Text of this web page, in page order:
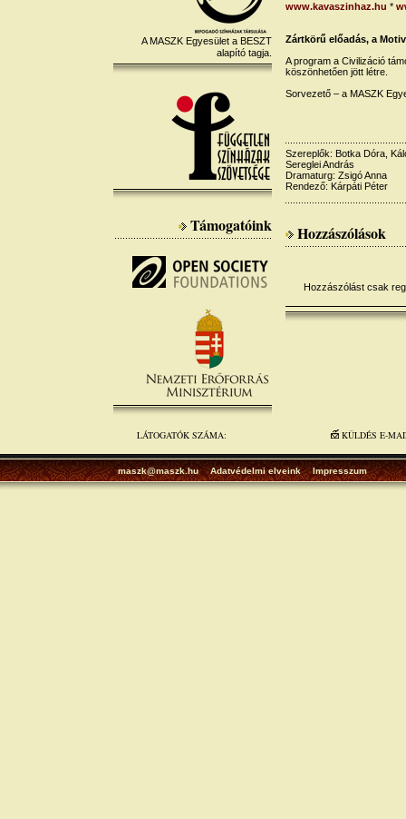
A MASZK Egyesület a BESZT
alapító tagja.
Támogatóink
www.kavaszinhaz.hu *
Zártkörű előadás, a
A program a Civilizáció
köszönhetően jött létre.
Sorvezető – a MASZK
Szereplők: Botka Dóra,
Sereglei András
Dramaturg: Zsigó Anna
Rendező: Kárpáti Péter
Hozzászólások
Hozzászólást csak
LÁTOGATÓK SZÁMA: KÜLDÉS E-
maszk@maszk.hu Adatvédelmi elveink Impresszum